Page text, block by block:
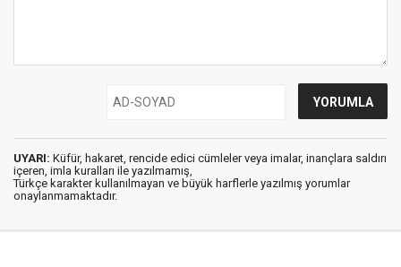
UYARI: Küfür, hakaret, rencide edici cümleler veya imalar, inançlara saldırı
içeren, imla kuralları ile yazılmamış,
Türkçe karakter kullanılmayan ve büyük harflerle yazılmış yorumlar
onaylanmamaktadır.